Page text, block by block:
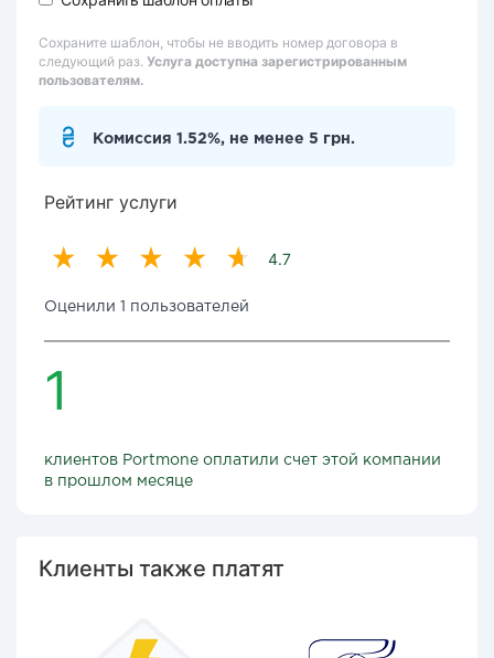
Сохраните шаблон, чтобы не вводить номер договора в
следующий раз. Услуга доступна зарегистрированным
пользователям.
Комиссия 1.52%, не менее 5 грн.
Рейтинг услуги
4.7
Оценили 1 пользователей
1
клиентов Portmone оплатили счет этой компании
в прошлом месяце
Клиенты также платят